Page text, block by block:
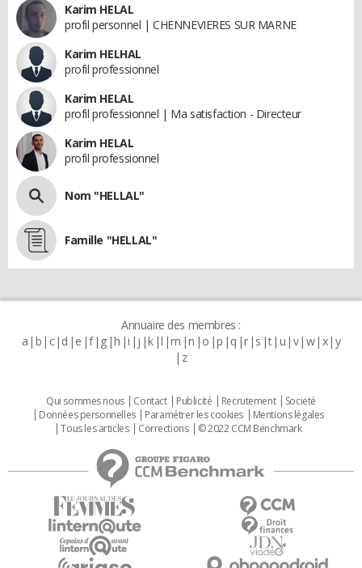
Karim HELAL
profil personnel | CHENNEVIERES SUR MARNE
Karim HELHAL
profil professionnel
Karim HELAL
profil professionnel | Ma satisfaction - Directeur
Karim HELAL
profil professionnel
Nom "HELLAL"
Famille "HELLAL"
Annuaire des membres :
a b c d e f g h i j k l m n o p q r s t u v w x y
z
Qui sommes nous Contact Publicité Recrutement
Societé
Données personnelles
Paramétrer les cookies
Mentions légales
Tous les articles
Corrections © 2022 CCM Benchmark